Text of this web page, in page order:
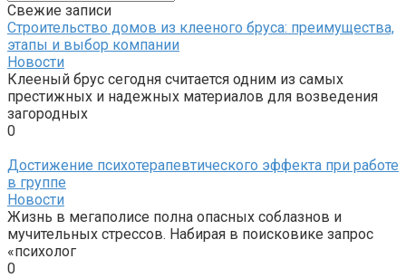
Свежие записи
Строительство домов из клееного бруса: преимущества,
этапы и выбор компании
Новости
Клееный брус сегодня считается одним из самых
престижных и надежных материалов для возведения
загородных
0
Достижение психотерапевтического эффекта при работе
в группе
Новости
Жизнь в мегаполисе полна опасных соблазнов и
мучительных стрессов. Набирая в поисковике запрос
«психолог
0